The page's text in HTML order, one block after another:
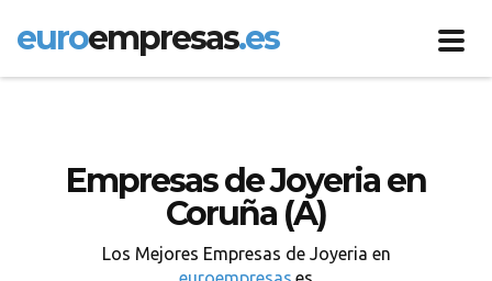
euroempresas.es
Empresas de Joyeria en
Coruña (A)
Los Mejores Empresas de Joyeria en